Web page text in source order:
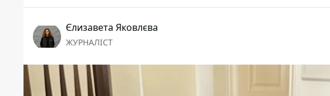
Єлизавета Яковлєва
ЖУРНАЛІСТ